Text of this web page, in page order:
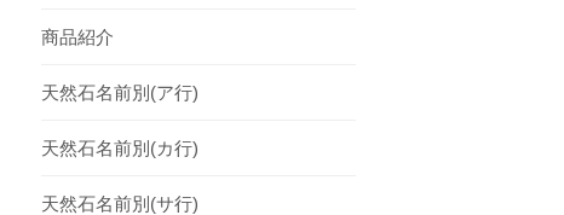
商品紹介
天然石名前別(ア行)
天然石名前別(カ行)
天然石名前別(サ行)